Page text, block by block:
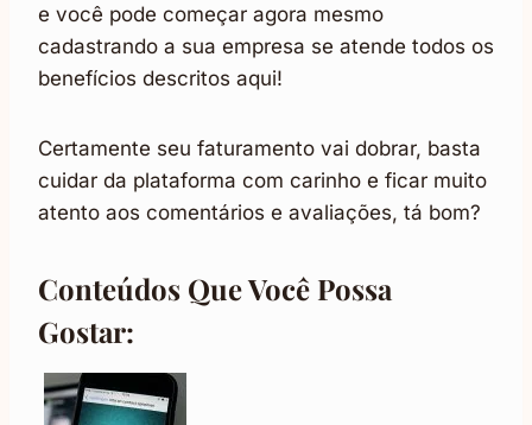
e você pode começar agora mesmo
cadastrando a sua empresa se atende todos os
benefícios descritos aqui!
Certamente seu faturamento vai dobrar, basta
cuidar da plataforma com carinho e ficar muito
atento aos comentários e avaliações, tá bom?
Conteúdos Que Você Possa
Gostar: